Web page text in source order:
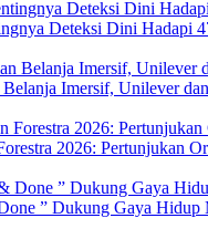
Deteksi Dini Hadapi
Imersif, Unilever
2026: Pertunjukan
” Dukung Gaya Hidup